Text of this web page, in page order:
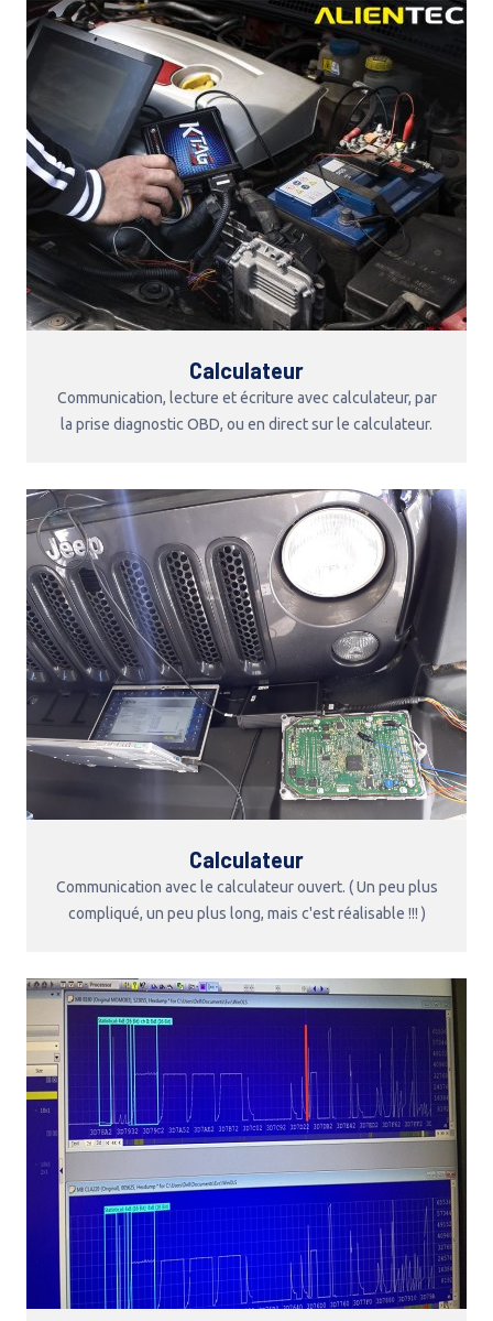
Calculateur
Communication, lecture et écriture avec calculateur, par
la prise diagnostic OBD, ou en direct sur le calculateur.
Calculateur
Communication avec le calculateur ouvert. ( Un peu plus
compliqué, un peu plus long, mais c'est réalisable !!! )